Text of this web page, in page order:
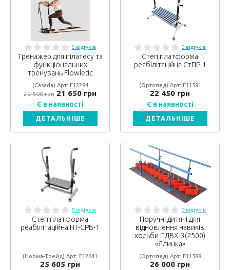
0 відгуків
Тренажер для пілатесу та
функціональних
тренувань Flowletic
(Casada) Арт: F12284
29 500 грн 21 650 грн
Є в наявності
ДЕТАЛЬНІШЕ
0 відгуків
Степ платформа
реабілітаційна СтПР-1
(Ортопед) Арт: F11591
22 450 грн
Є в наявності
ДЕТАЛЬНІШЕ
0 відгуків
Степ платформа
реабілітаційна НТ-СРБ-1
(Норма-Трейд) Арт: F12641
25 605 грн
0 відгуків
Поручні дитячі для
відновлення навиків
ходьби ПДВХ-3(2500)
«Ялинка»
(Ортопед) Арт: F11588
26 000 грн